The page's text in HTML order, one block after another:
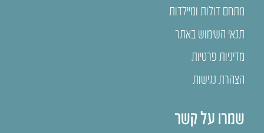
מתחם דולות ומיילדות
תנאי השימוש באתר
מדיניות פרטיות
הצהרת נגישות
שמרו על קשר